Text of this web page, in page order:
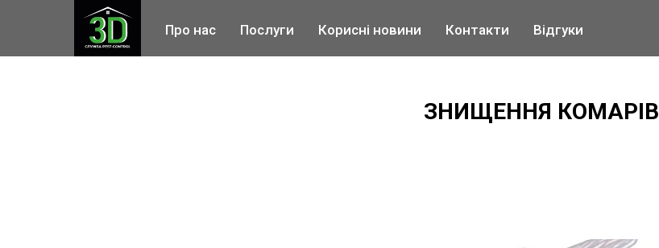
Про нас Послуги Корисні новини Контакти Відгуки
ЗНИЩЕННЯ КОМАРІВ